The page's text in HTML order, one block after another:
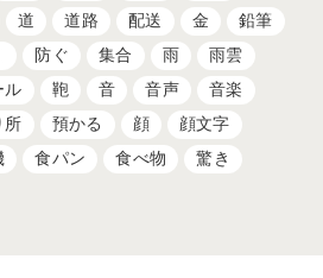
道 道路 配送 金
鉛筆
防ぐ 集合 雨
雨雲
ル 鞄 音 音声
音楽
所 預かる 顔
顔文字
食パン 食べ物
驚き